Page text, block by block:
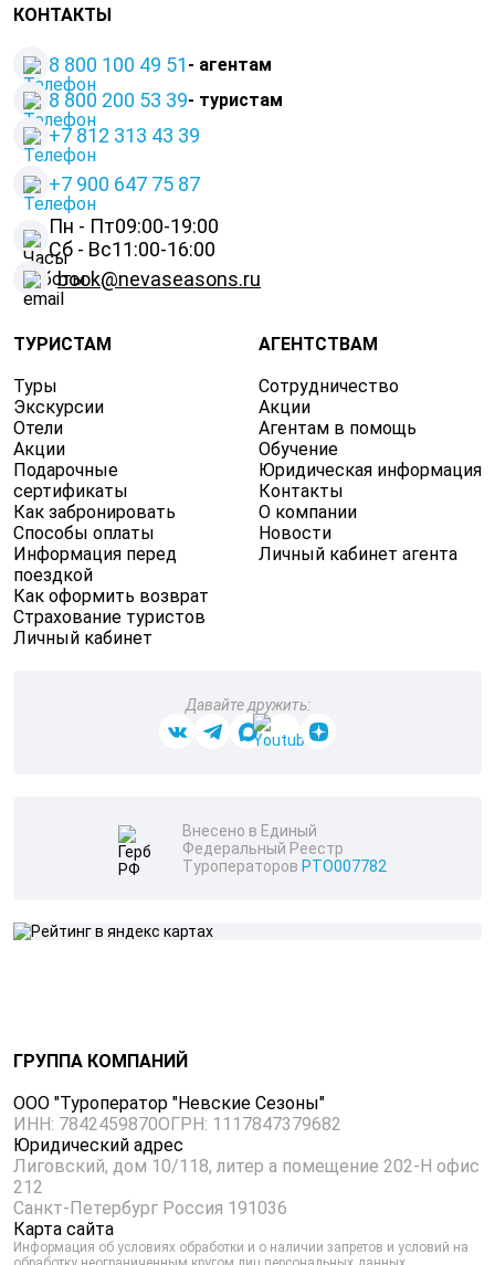
КОНТАКТЫ
8 800 100 49 51 - агентам
8 800 200 53 39- туристам
+7 812 313 43 39
+7 900 647 75 87
Пн - Пт09:00-19:00
Сб - Вс11:00-16:00
book@nevaseasons.ru
ТУРИСТАМ
Туры
Экскурсии
Отели
Акции
Подарочные
сертификаты
Как забронировать
Способы оплаты
Информация перед
поездкой
Как оформить возврат
Страхование туристов
Личный кабинет
АГЕНТСТВАМ
Сотрудничество
Акции
Агентам в помощь
Обучение
Юридическая информация
Контакты
О компании
Новости
Личный кабинет агента
ГРУППА КОМПАНИЙ
ООО "Туроператор "Невские Сезоны"
ИНН: 7842459870ОГРН: 1117847379682
Юридический адрес
Лиговский, дом 10/118, литер а помещение 202-Н офис
212
Санкт-Петербург Россия 191036
Карта сайта
Информация об условиях обработки и о наличии запретов и условий на
Давайте дружить:
Внесено в Единый
Федеральный Реестр
Туроператоров РТО007782